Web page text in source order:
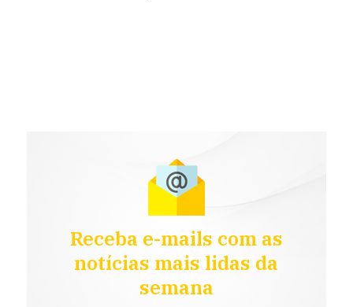
Receba e-mails com as
notícias mais lidas da
semana